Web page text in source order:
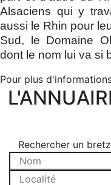
Alsaciens qui y
aussi le Rhin pour
Sud, le Domaine
dont le nom lui va si
Pour plus
Rechercher un